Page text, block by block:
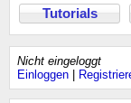
Tutorials
Nicht eingeloggt
Einloggen